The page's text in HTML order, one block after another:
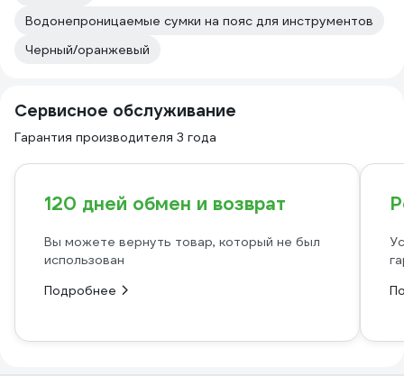
Водонепроницаемые сумки на пояс для инструментов
Черный/оранжевый
Сервисное обслуживание
Гарантия производителя 3 года
120 дней обмен и возврат
Вы можете вернуть товар, который не был
использован
Подробнее